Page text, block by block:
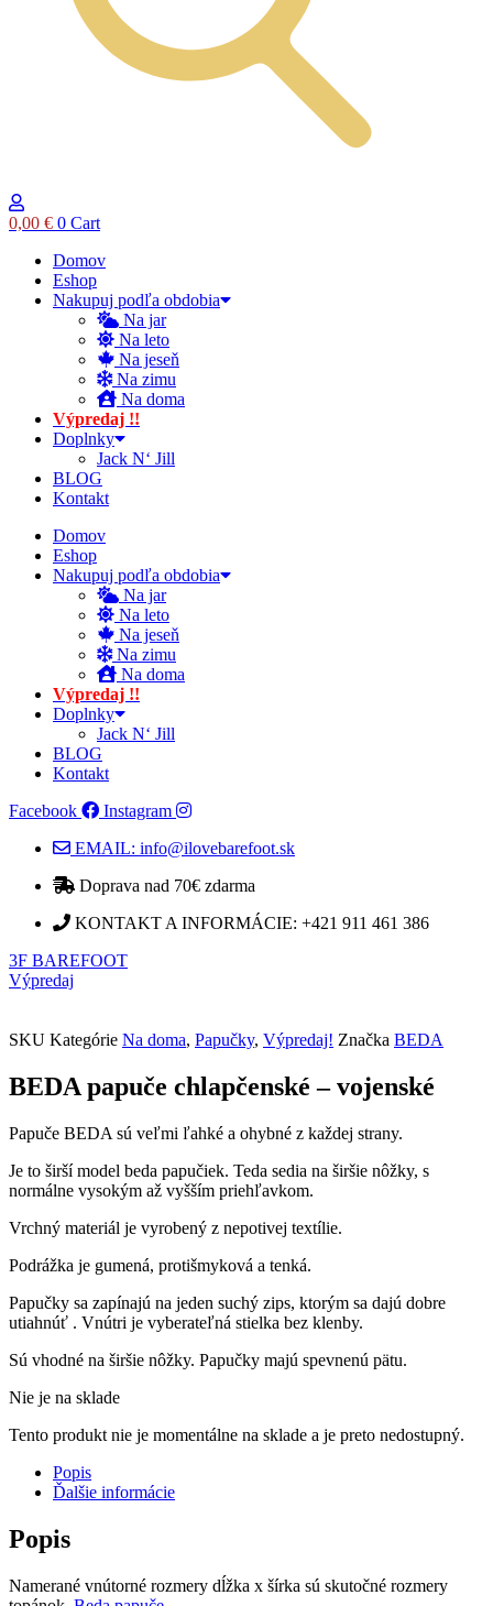
0,00 € 0 Cart
Domov
Eshop
Nakupuj podľa obdobia
Na jar
Na leto
Na jeseň
Na zimu
Na doma
Výpredaj !!
Doplnky
Jack N‘ Jill
BLOG
Kontakt
Domov
Eshop
Nakupuj podľa obdobia
Na jar
Na leto
Na jeseň
Na zimu
Na doma
Výpredaj !!
Doplnky
Jack N‘ Jill
BLOG
Kontakt
Facebook
Instagram
EMAIL: info@ilovebarefoot.sk
Doprava nad 70€ zdarma​
KONTAKT A INFORMÁCIE: +421 911 461 386
3F BAREFOOT
Výpredaj
SKU Kategórie Na doma, Papučky, Výpredaj! Značka BEDA
BEDA papuče chlapčenské – vojenské
Papuče BEDA sú veľmi ľahké a ohybné z každej strany.
Je to širší model beda papučiek. Teda sedia na širšie nôžky, s
normálne vysokým až vyšším priehľavkom.
Vrchný materiál je vyrobený z nepotivej textílie.
Podrážka je gumená, protišmyková a tenká.
Papučky sa zapínajú na jeden suchý zips, ktorým sa dajú dobre
utiahnúť . Vnútri je vyberateľná stielka bez klenby.
Sú vhodné na širšie nôžky. Papučky majú spevnenú pätu.
Nie je na sklade
Tento produkt nie je momentálne na sklade a je preto nedostupný.
Popis
Ďalšie informácie
Popis
Namerané vnútorné rozmery dĺžka x šírka sú skutočné rozmery